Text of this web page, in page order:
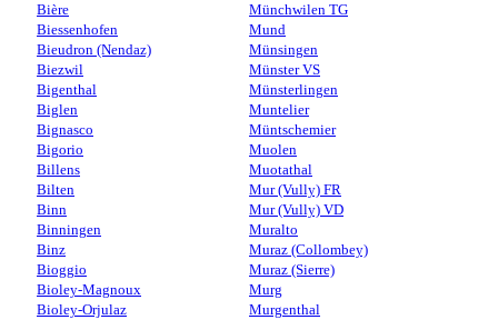
Bière
Biessenhofen
Bieudron (Nendaz)
Biezwil
Bigenthal
Biglen
Bignasco
Bigorio
Billens
Bilten
Binn
Binningen
Binz
Bioggio
Bioley-Magnoux
Bioley-Orjulaz
Münchwilen TG
Mund
Münsingen
Münster VS
Münsterlingen
Muntelier
Müntschemier
Muolen
Muotathal
Mur (Vully) FR
Mur (Vully) VD
Muralto
Muraz (Collombey)
Muraz (Sierre)
Murg
Murgenthal